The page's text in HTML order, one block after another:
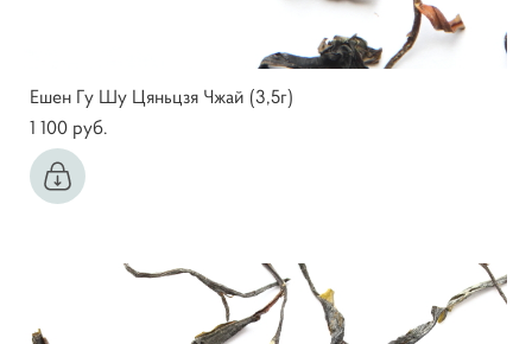
Ешен Гу Шу Цяньцзя Чжай (3,5г)
1 100 pуб.